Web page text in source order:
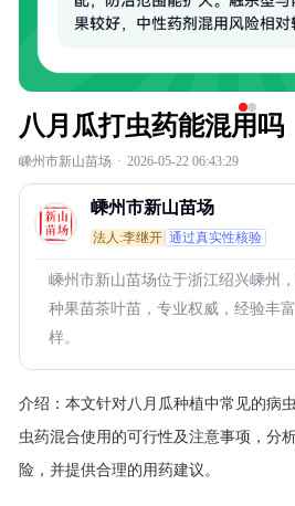
八月瓜打虫药能混用吗
嵊州市新山苗场 · 2026-05-22 06:43:29
嵊州市新山苗场
法人:李继开 通过真实性核验
嵊州市新山苗场位于浙江绍兴嵊州
种果苗茶叶苗，专业权威，经验丰
样。
介绍： 本文针对八月瓜种植中常见的病
虫药混合使用的可行性及注意事项，分
险，并提供合理的用药建议。